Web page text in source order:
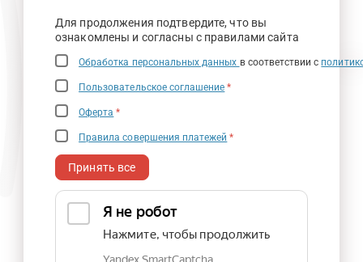
Для продолжения подтвердите, что вы
ознакомлены и согласны с правилами сайта
Обработка персональных данных в соответствии с
Пользовательское соглашение *
Оферта *
Правила совершения платежей *
Принять все